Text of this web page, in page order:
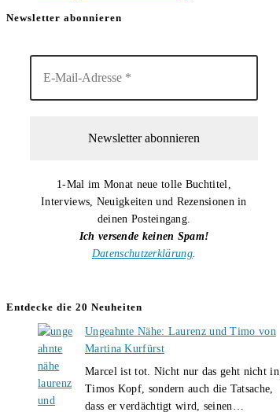
Newsletter abonnieren
1-Mal im Monat neue tolle Buchtitel,
Interviews, Neuigkeiten und Rezensionen in
deinen Posteingang.
Ich versende keinen Spam!
Datenschutzerklärung.
Entdecke die 20 Neuheiten
Ungeahnte Nähe: Laurenz und Timo von
Martina Kurfürst
Marcel ist tot. Nicht nur das geht nicht in
Timos Kopf, sondern auch die Tatsache,
dass er verdächtigt wird, seinen…